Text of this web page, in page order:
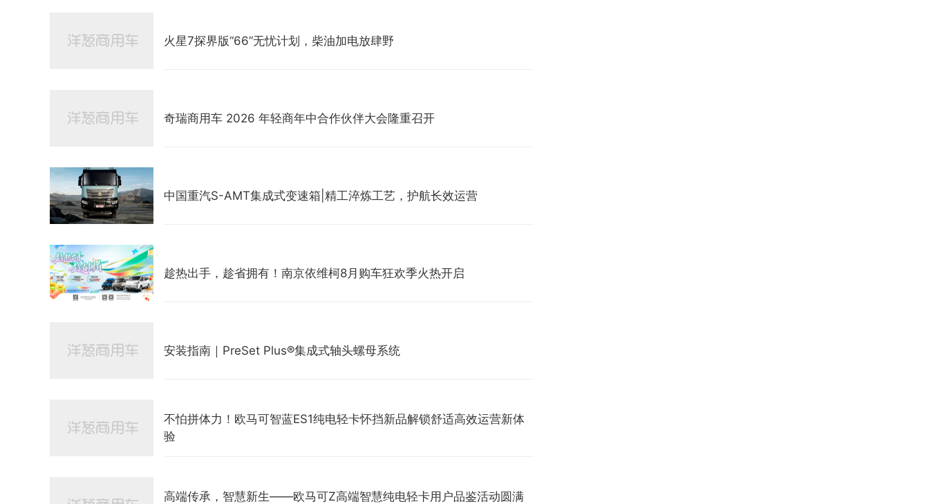
火星7探界版“66”无忧计划，柴油加电放肆野
奇瑞商用车 2026 年轻商年中合作伙伴大会隆重召开
中国重汽S-AMT集成式变速箱|精工淬炼工艺，护航长效运营
趁热出手，趁省拥有！南京依维柯8月购车狂欢季火热开启
安装指南｜PreSet Plus®集成式轴头螺母系统
不怕拼体力！欧马可智蓝ES1纯电轻卡怀挡新品解锁舒适高效运营新体
验
高端传承，智慧新生——欧马可Z高端智慧纯电轻卡用户品鉴活动圆满